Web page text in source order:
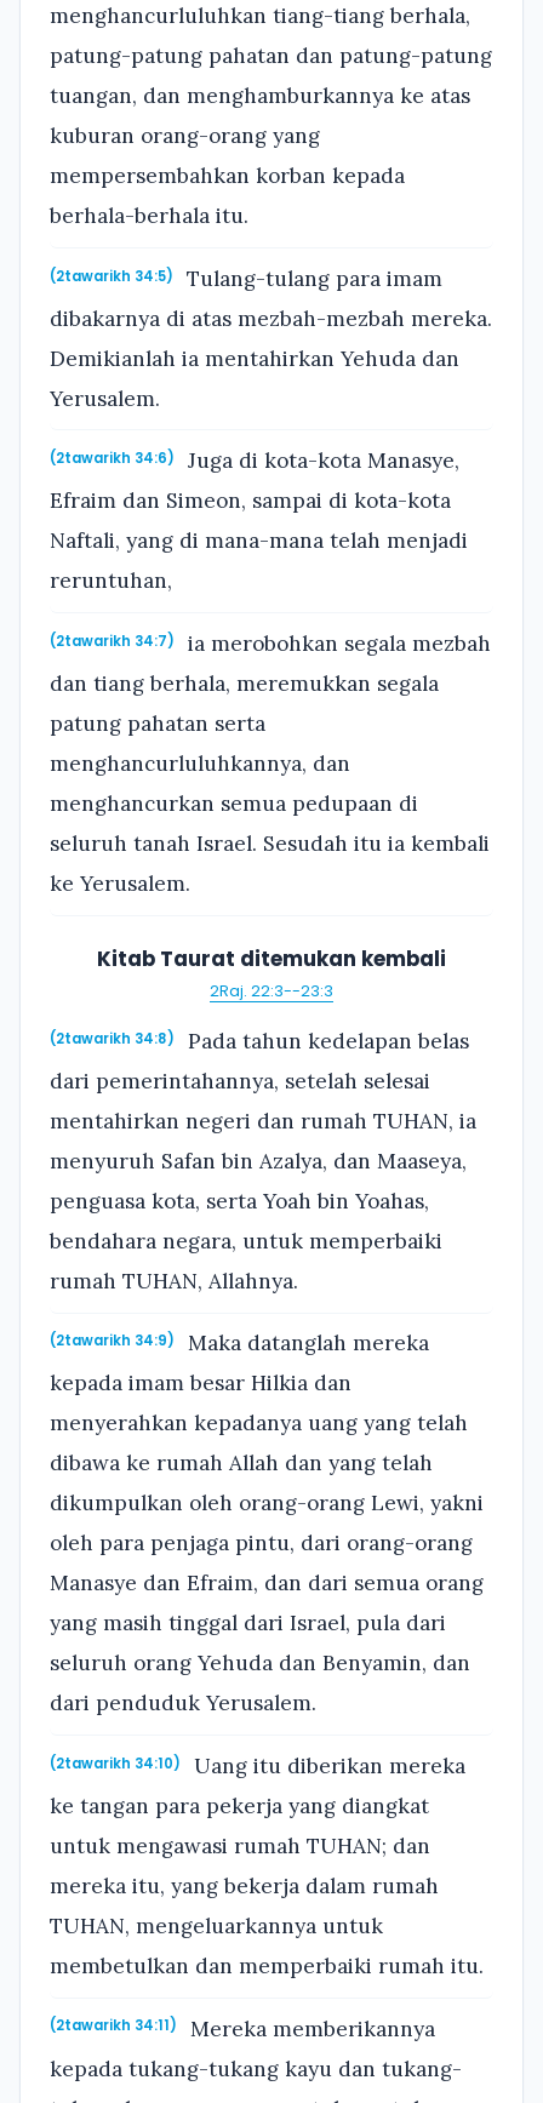
menghancurluluhkan tiang-tiang berhala,
patung-patung pahatan dan patung-patung
tuangan, dan menghamburkannya ke atas
kuburan orang-orang yang
mempersembahkan korban kepada
berhala-berhala itu.
(2tawarikh 34:5)
Tulang-tulang para imam
dibakarnya di atas mezbah-mezbah mereka.
Demikianlah ia mentahirkan Yehuda dan
Yerusalem.
(2tawarikh 34:6)
Juga di kota-kota Manasye,
Efraim dan Simeon, sampai di kota-kota
Naftali, yang di mana-mana telah menjadi
reruntuhan,
(2tawarikh 34:7)
ia merobohkan segala mezbah
dan tiang berhala, meremukkan segala
patung pahatan serta
menghancurluluhkannya, dan
menghancurkan semua pedupaan di
seluruh tanah Israel. Sesudah itu ia kembali
ke Yerusalem.
Kitab Taurat ditemukan kembali
2Raj. 22:3--23:3
(2tawarikh 34:8)
Pada tahun kedelapan belas
dari pemerintahannya, setelah selesai
mentahirkan negeri dan rumah TUHAN, ia
menyuruh Safan bin Azalya, dan Maaseya,
penguasa kota, serta Yoah bin Yoahas,
bendahara negara, untuk memperbaiki
rumah TUHAN, Allahnya.
(2tawarikh 34:9)
Maka datanglah mereka
kepada imam besar Hilkia dan
menyerahkan kepadanya uang yang telah
dibawa ke rumah Allah dan yang telah
dikumpulkan oleh orang-orang Lewi, yakni
oleh para penjaga pintu, dari orang-orang
Manasye dan Efraim, dan dari semua orang
yang masih tinggal dari Israel, pula dari
seluruh orang Yehuda dan Benyamin, dan
dari penduduk Yerusalem.
(2tawarikh 34:10)
Uang itu diberikan mereka
ke tangan para pekerja yang diangkat
untuk mengawasi rumah TUHAN; dan
mereka itu, yang bekerja dalam rumah
TUHAN, mengeluarkannya untuk
membetulkan dan memperbaiki rumah itu.
(2tawarikh 34:11)
Mereka memberikannya
kepada tukang-tukang kayu dan tukang-